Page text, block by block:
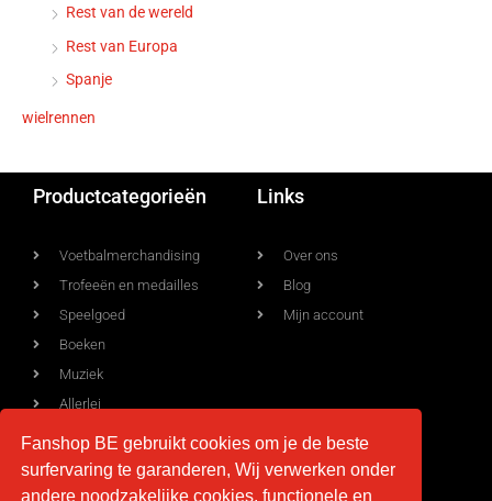
Rest van de wereld
Rest van Europa
Spanje
wielrennen
Productcategorieën
Voetbalmerchandising
Trofeeën en medailles
Speelgoed
Boeken
Muziek
Allerlei
Links
Over ons
Blog
Mijn account
Voorwaarden Contact
Fanshop BE gebruikt cookies om je de beste
surfervaring te garanderen, Wij verwerken onder
andere noodzakelijke cookies, functionele en